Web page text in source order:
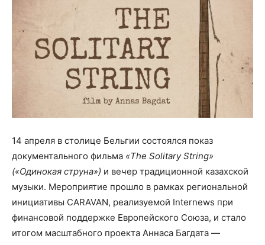
14 апреля в столице Бельгии состоялся показ
документального фильма «The Solitary String»
(«Одинокая струна») и вечер традиционной казахской
музыки. Мероприятие прошло в рамках региональной
инициативы CARAVAN, реализуемой Internews при
финансовой поддержке Европейского Союза, и стало
итогом масштабного проекта Аннаса Багдата —